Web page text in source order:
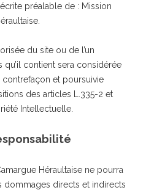
préalable de : Mission
du site ou de l’un
contient sera considérée
contrefaçon et poursuivie
des articles L.335-2 et
Intellectuelle.
Héraultaise ne pourra
dommages directs et indirects